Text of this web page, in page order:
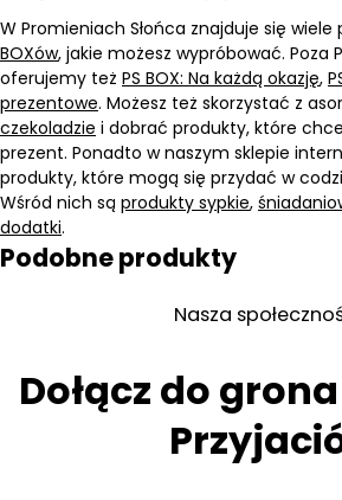
W Promieniach Słońca znajduje się wiele
BOXów, jakie możesz wypróbować. Poza
oferujemy też PS BOX: Na każdą okazję,
prezentowe. Możesz też skorzystać z
czekoladzie i dobrać produkty, które
prezent. Ponadto w naszym sklepie
produkty, które mogą się przydać w
Wśród nich są produkty sypkie,
dodatki.
Podobne produkty
Nasza
Dołącz do